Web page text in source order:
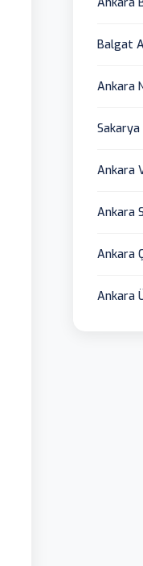
Balgat
Ankara
Sakarya
Ankara
Ankara
Ankara
Ankara